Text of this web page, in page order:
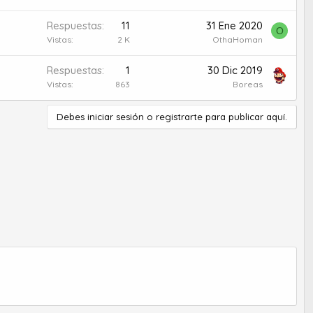
Respuestas 11
Vistas 2 K
31 Ene 2020
OthaHoman
O
Respuestas 1
Vistas 863
30 Dic 2019
Boreas
Debes iniciar sesión o registrarte para publicar aquí.